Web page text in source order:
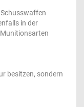
in der
besitzen, sondern